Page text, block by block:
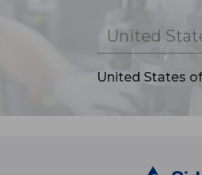
United
United States